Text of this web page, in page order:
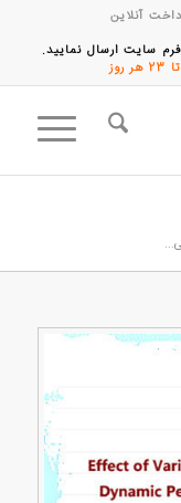
آنلاین
سایت ارسال نمایید.